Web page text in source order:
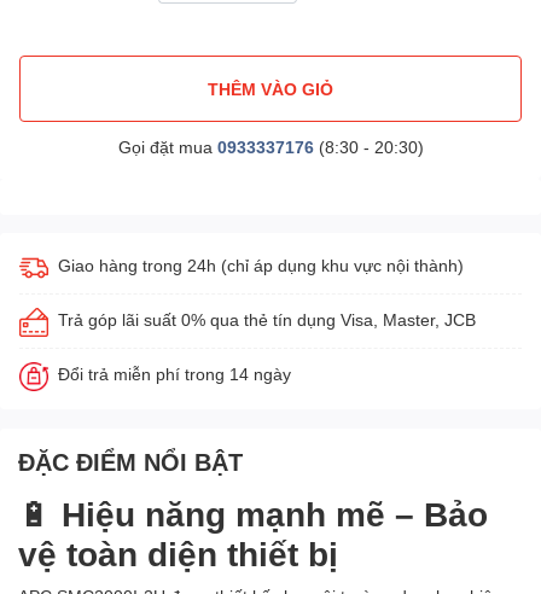
THÊM VÀO GIỎ
Gọi đặt mua 0933337176(8:30 - 20:30)
Giao hàng trong 24h (chỉ áp dụng khu vực nội thành)
Trả góp lãi suất 0% qua thẻ tín dụng Visa, Master, JCB
Đổi trả miễn phí trong 14 ngày
ĐẶC ĐIỂM NỔI BẬT
🔋 Hiệu năng mạnh mẽ – Bảo
vệ toàn diện thiết bị